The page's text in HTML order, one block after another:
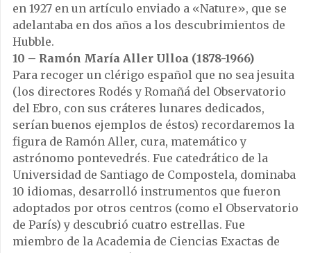
en 1927 en un artículo enviado a «Nature», que se
adelantaba en dos años a los descubrimientos de
Hubble.
10 – Ramón María Aller Ulloa (1878-1966)
Para recoger un clérigo español que no sea jesuita
(los directores Rodés y Romañá del Observatorio
del Ebro, con sus cráteres lunares dedicados,
serían buenos ejemplos de éstos) recordaremos la
figura de Ramón Aller, cura, matemático y
astrónomo pontevedrés. Fue catedrático de la
Universidad de Santiago de Compostela, dominaba
10 idiomas, desarrolló instrumentos que fueron
adoptados por otros centros (como el Observatorio
de París) y descubrió cuatro estrellas. Fue
miembro de la Academia de Ciencias Exactas de